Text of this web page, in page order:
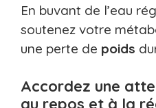
En buvant de l’eau
soutenez votre
une perte de poids
Accordez une
au repos et à la